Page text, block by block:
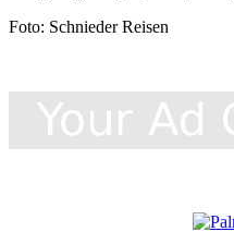
Foto: Schnieder Reisen